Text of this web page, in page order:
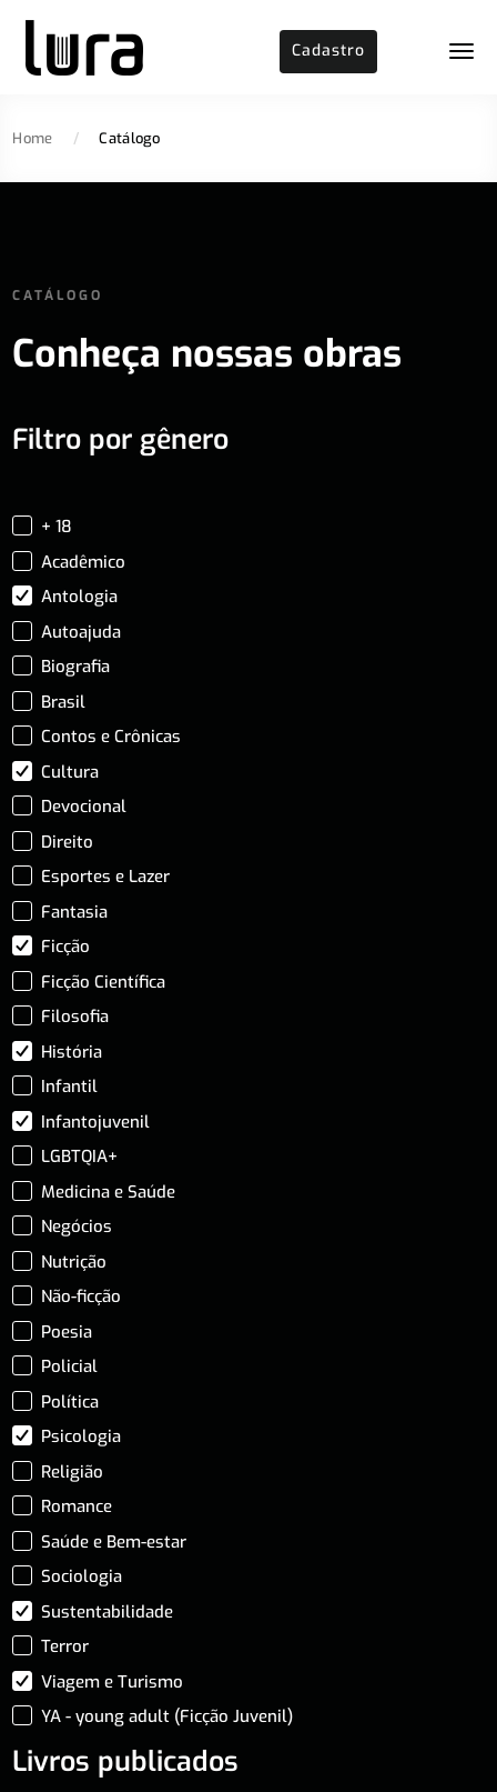
Cadastro
Home / Catálogo
CATÁLOGO
Conheça nossas obras
Filtro por gênero
+ 18
Acadêmico
Antologia
Autoajuda
Biografia
Brasil
Contos e Crônicas
Cultura
Devocional
Direito
Esportes e Lazer
Fantasia
Ficção
Ficção Científica
Filosofia
História
Infantil
Infantojuvenil
LGBTQIA+
Medicina e Saúde
Negócios
Nutrição
Não-ficção
Poesia
Policial
Política
Psicologia
Religião
Romance
Saúde e Bem-estar
Sociologia
Sustentabilidade
Terror
Viagem e Turismo
YA - young adult (Ficção Juvenil)
Livros publicados